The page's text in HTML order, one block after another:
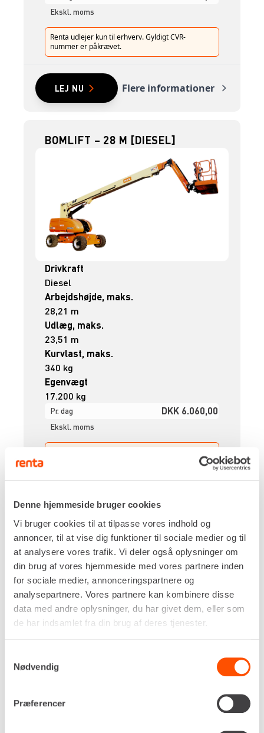
Denne hjemmeside bruger cookies
Vi bruger cookies til at tilpasse vores indhold og
annoncer, til at vise dig funktioner til sociale medier og til
at analysere vores trafik. Vi deler også oplysninger om
din brug af vores hjemmeside med vores partnere inden
for sociale medier, annonceringspartnere og
analysepartnere. Vores partnere kan kombinere disse
data med andre oplysninger, du har givet dem, eller som
de har indsamlet fra din brug af deres tjenester.
Nødvendig
Præferencer
Ekskl. moms
Renta udlejer kun til erhverv. Gyldigt CVR-
nummer er påkrævet.
LEJ NU Flere informationer
BOMLIFT – 28 M [DIESEL]
Drivkraft
Diesel
Arbejdshøjde, maks.
28,21 m
Udlæg, maks.
23,51 m
Kurvlast, maks.
340 kg
Egenvægt
17.200 kg
Pr. dag DKK 6.060,00
Ekskl. moms
LEJ NU Flere informationer
KNÆKARMSLIFT 4WD – 21 M
[HYBRID]